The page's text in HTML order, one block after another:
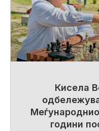
Кисела
години